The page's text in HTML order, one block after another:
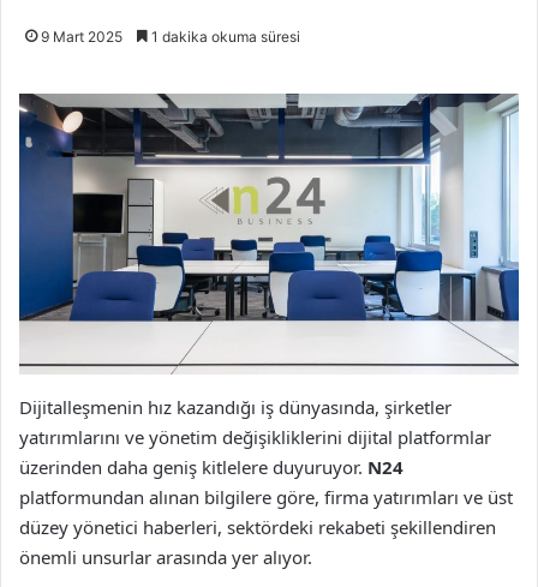
9 Mart 2025 1 dakika okuma süresi
Dijitalleşmenin hız kazandığı iş dünyasında, şirketler
yatırımlarını ve yönetim değişikliklerini dijital platformlar
üzerinden daha geniş kitlelere duyuruyor. N24
platformundan alınan bilgilere göre, firma yatırımları ve üst
düzey yönetici haberleri, sektördeki rekabeti şekillendiren
önemli unsurlar arasında yer alıyor.